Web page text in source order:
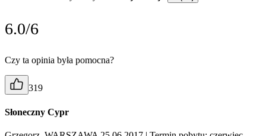
6.0/6
Czy ta opinia była pomocna?
319
Słoneczny Cypr